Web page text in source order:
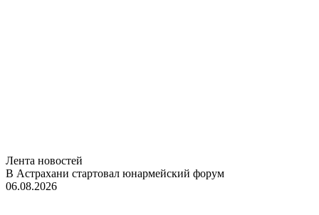
Лента новостей
В Астрахани стартовал юнармейский форум
06.08.2026